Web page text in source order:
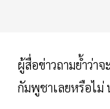
ผู้สื่อข่าวถามย้ำว่า
กัมพูชาเลยหรือไม่